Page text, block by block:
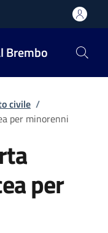
Brembo
civile /
per minorenni
per